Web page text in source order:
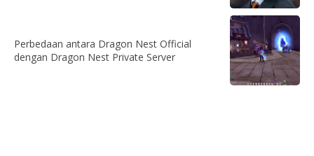
Perbedaan antara Dragon Nest Official
dengan Dragon Nest Private Server